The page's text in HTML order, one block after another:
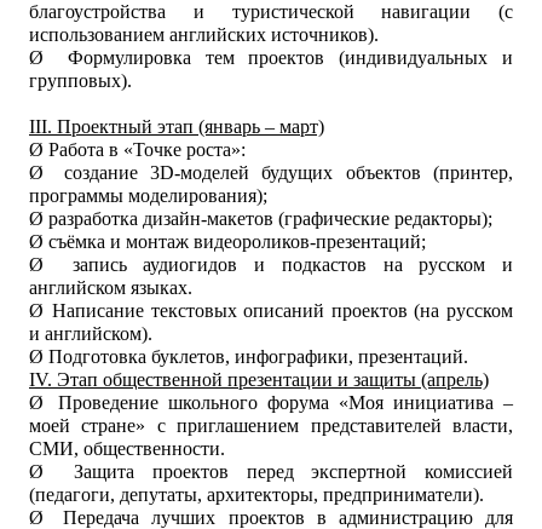
благоустройства и туристической навигации (с
использованием английских источников).
Ø
Формулировка тем проектов (индивидуальных и
групповых).
III. Проектный этап (январь – март)
Ø Работа в «Точке роста»:
Ø
создание 3D-моделей будущих объектов (принтер,
программы моделирования);
Ø разработка дизайн-макетов (графические редакторы);
Ø съёмка и монтаж видеороликов-презентаций;
Ø
запись аудиогидов и подкастов на русском и
английском языках.
Ø Написание текстовых описаний проектов (на русском
и английском).
Ø Подготовка буклетов, инфографики, презентаций.
IV. Этап общественной презентации и защиты (апрель)
Ø
Проведение школьного форума «Моя инициатива –
моей стране» с приглашением представителей власти,
СМИ, общественности.
Ø
Защита проектов перед экспертной комиссией
(педагоги, депутаты, архитекторы, предприниматели).
Ø
Передача лучших проектов в администрацию для